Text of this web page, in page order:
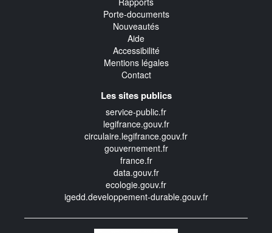
Porte-documents
Nouveautés
Aide
Accessibilité
Mentions légales
Contact
Les sites publics
service-public.fr
legifrance.gouv.fr
circulaire.legifrance.gouv.fr
gouvernement.fr
france.fr
data.gouv.fr
ecologie.gouv.fr
igedd.developpement-durable.gouv.fr